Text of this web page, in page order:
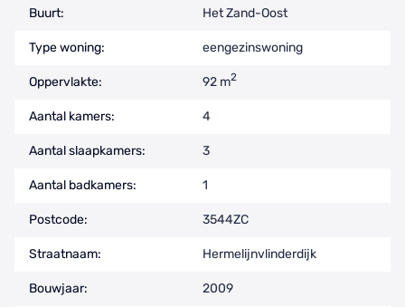
Buurt: Het Zand-Oost
Type woning: eengezinswoning
Oppervlakte: 92 m2
Aantal kamers: 4
Aantal slaapkamers: 3
Aantal badkamers: 1
Postcode: 3544ZC
Straatnaam: Hermelijnvlinderdijk
Bouwjaar: 2009